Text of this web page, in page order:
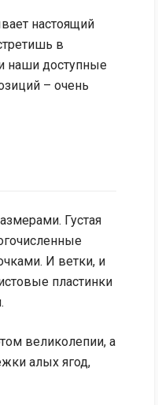
настоящий
в
наши доступные
– очень
Густая
И ветки, и
пластинки
великолепии, а
алых ягод,